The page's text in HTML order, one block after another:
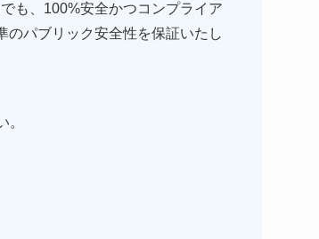
も、100%安全かつコンプライア
のパブリック安全性を保証いたし